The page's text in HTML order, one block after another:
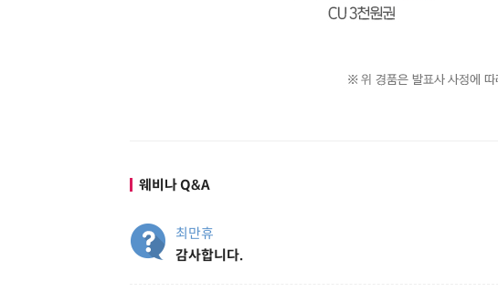
웨비나 Q&A
최만휴
감사합니다.